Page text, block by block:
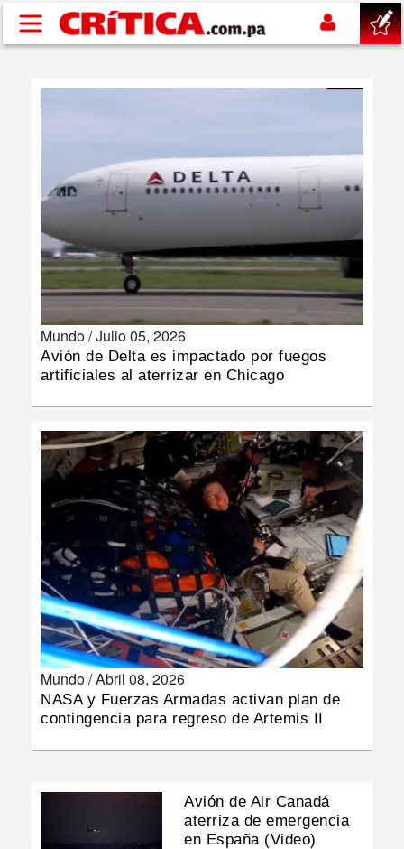
Pasar al contenido principal
NACIONAL
POLÍTICA
DEPORTES
INSÓLITAS
MULTIMEDIA
IMPRESO
Mundo /Julio 05, 2026
Avión de Delta es impactado por fuegos
artificiales al aterrizar en Chicago
Mundo /Abril 08, 2026
NASA y Fuerzas Armadas activan plan de
contingencia para regreso de Artemis II
Avión de Air Canadá
aterriza de emergencia
en España (Video)